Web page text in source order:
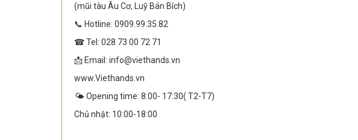
(mũi tàu Âu Cơ, Luỹ Bán Bích)
📞 Hotline: 0909.99.35.82
☎ Tel: 028 73 00 72 71
📩 Email: info@viethands.vn
www.Viethands.vn
🌤️ Opening time: 8:00- 17:30( T2-T7)
Chủ nhật: 10:00-18:00